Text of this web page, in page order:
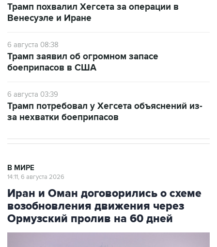
Трамп похвалил Хегсета за операции в
Венесуэле и Иране
6 августа 08:38
Трамп заявил об огромном запасе
боеприпасов в США
6 августа 03:39
Трамп потребовал у Хегсета объяснений из-
за нехватки боеприпасов
В МИРЕ
14:11, 6 августа 2026
Иран и Оман договорились о схеме
возобновления движения через
Ормузский пролив на 60 дней